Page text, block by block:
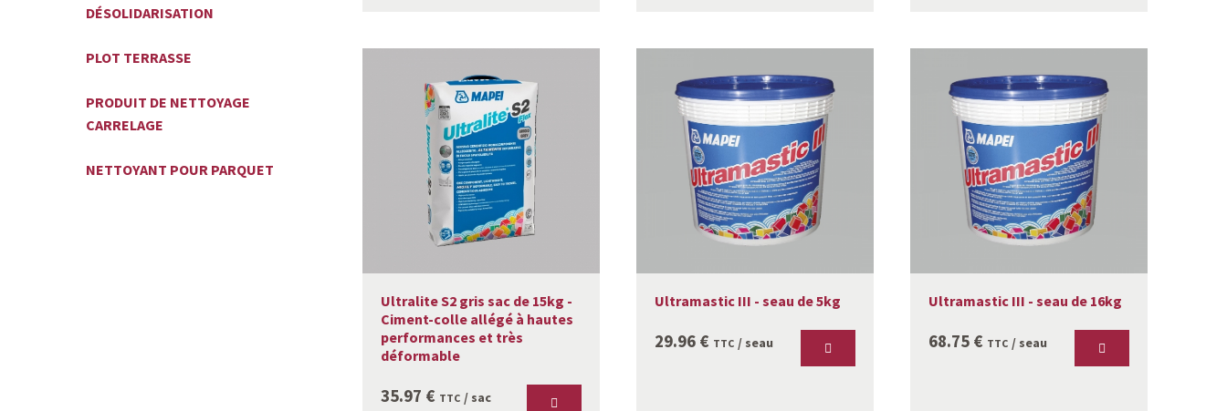
DÉSOLIDARISATION
PLOT TERRASSE
PRODUIT DE NETTOYAGE
CARRELAGE
NETTOYANT POUR PARQUET
Ultralite S2 gris sac de 15kg -
Ciment-colle allégé à hautes
performances et très
déformable
35.97 € TTC / sac
Ultramastic III - seau de 5kg
29.96 € TTC / seau
Ultramastic III - seau de 16kg
68.75 € TTC / seau